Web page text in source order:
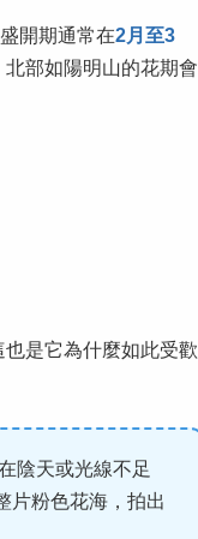
開期通常在2月至3
部如陽明山的花期會
是它為什麼如此受歡
陰天或光線不足
片粉色花海，拍出